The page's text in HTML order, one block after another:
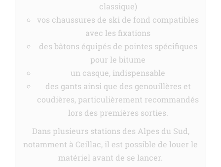
classique)
vos chaussures de ski de fond compatibles
avec les fixations
des bâtons équipés de pointes spécifiques
pour le bitume
un casque, indispensable
des gants ainsi que des genouillères et
coudières, particulièrement recommandés
lors des premières sorties.
Dans plusieurs stations des Alpes du Sud,
notamment à Ceillac, il est possible de louer le
matériel avant de se lancer.